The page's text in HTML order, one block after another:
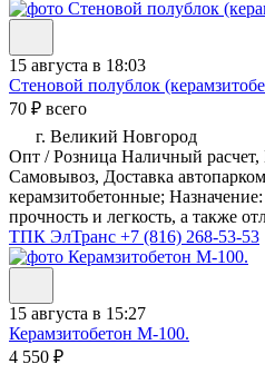
15 августа в 18:03
Стеновой полублок
70 ₽ всего
г. Великий Новгород
Опт / Розница Наличный расчет,
Самовывоз, Доставка
керамзитобетонные;
прочность и легкость, а также
ТПК ЭлТранс +7 (816) 268-53-53
15 августа в 15:27
Керамзитобетон М-100.
4 550 ₽